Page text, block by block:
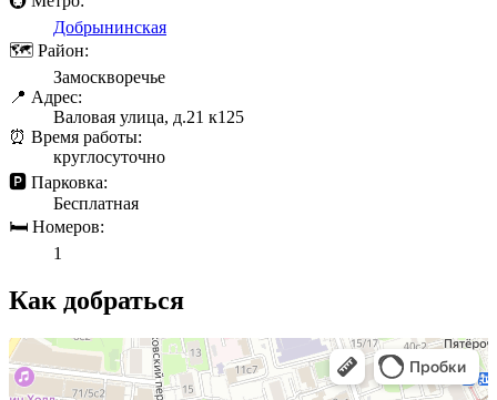
Добрынинская
🗺 Район:
Замоскворечье
📍 Адрес:
Валовая улица, д.21 к125
⏰ Время работы:
круглосуточно
🅿️ Парковка:
Бесплатная
🛏 Номеров:
1
Как добраться